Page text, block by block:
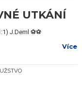
UTKÁNÍ
J.Deml ⚽️⚽️
Více